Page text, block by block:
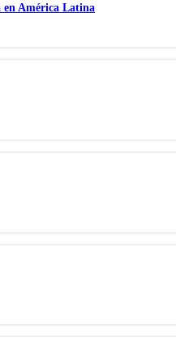
en América Latina